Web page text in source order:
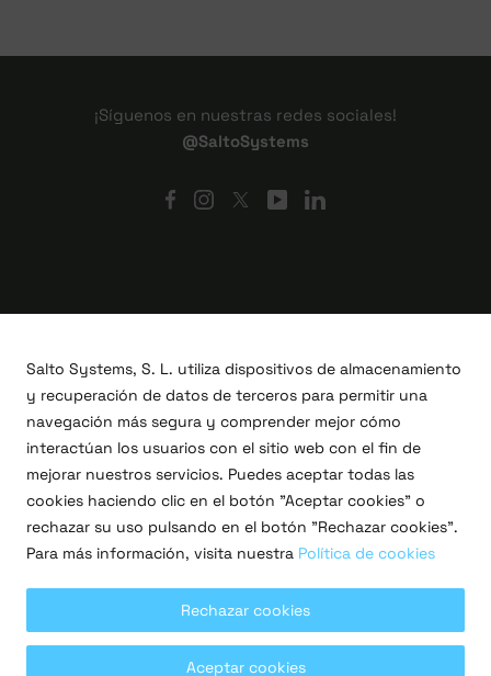
¡Síguenos en nuestras redes sociales!
@SaltoSystems
Copyright © 2026 Salto Systems, S.L.
Proyectos I+D+i
Legal
Política de privacidad
Política de cookies
Salto Systems, S. L. utiliza dispositivos de almacenamiento
y recuperación de datos de terceros para permitir una
navegación más segura y comprender mejor cómo
interactúan los usuarios con el sitio web con el fin de
mejorar nuestros servicios. Puedes aceptar todas las
cookies haciendo clic en el botón "Aceptar cookies" o
rechazar su uso pulsando en el botón "Rechazar cookies".
Para más información, visita nuestra Política de cookies
Rechazar cookies
Aceptar cookies